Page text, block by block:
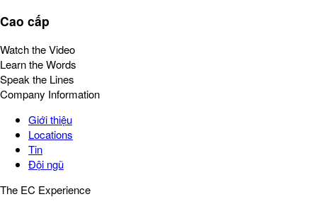
Cao cấp
Watch the Video
Learn the Words
Speak the Lines
Company Information
Giới thiệu
Locations
Tin
Đội ngũ
The EC Experience